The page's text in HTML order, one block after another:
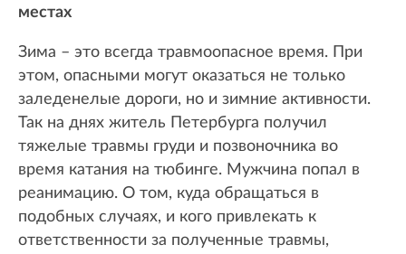
местах
Зима – это всегда травмоопасное время. При
этом, опасными могут оказаться не только
заледенелые дороги, но и зимние активности.
Так на днях житель Петербурга получил
тяжелые травмы груди и позвоночника во
время катания на тюбинге. Мужчина попал в
реанимацию. O том, куда обращаться в
подобных случаях, и кого привлекать к
ответственности за полученные травмы,